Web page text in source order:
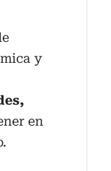
y
en